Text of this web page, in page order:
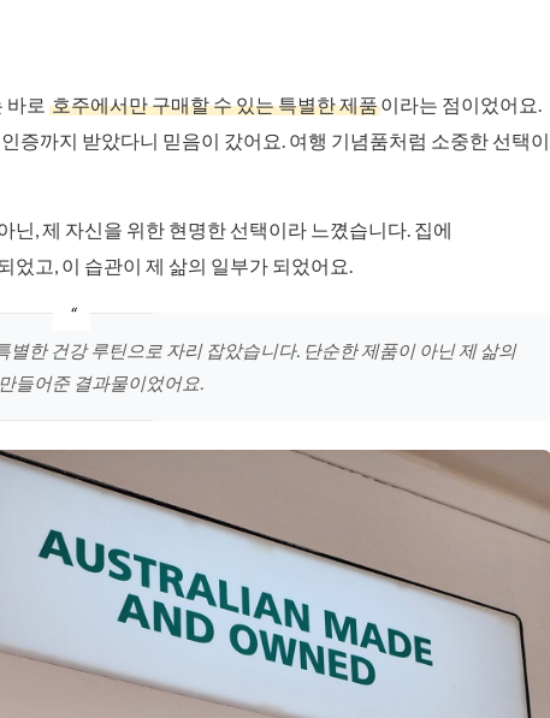
바로 호주에서만 구매할 수 있는 특별한 제품이라는 점이었어요.
증까지 받았다니 믿음이 갔어요. 여행 기념품처럼 소중한 선택이
, 제 자신을 위한 현명한 선택이라 느꼈습니다. 집에
고, 이 습관이 제 삶의 일부가 되었어요.
한 건강 루틴으로 자리 잡았습니다. 단순한 제품이 아닌 제 삶의
들어준 결과물이었어요.